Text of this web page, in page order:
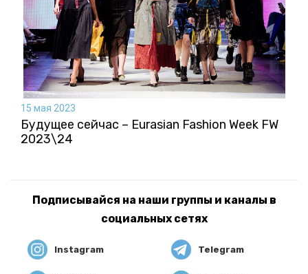
15 мая 2023
Будущее сейчас – Eurasian Fashion Week FW
2023\24
Подписывайся на наши группы и каналы в
социальных сетях
Instagram Telegram